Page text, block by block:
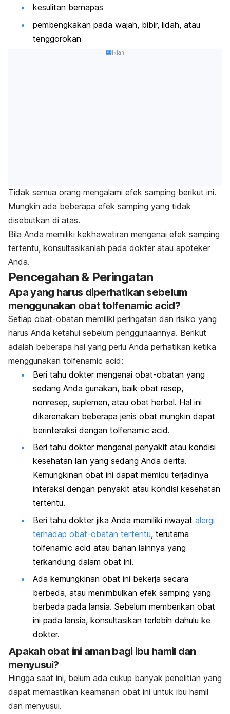
kesulitan bernapas
pembengkakan pada wajah, bibir, lidah, atau
tenggorokan
Iklan
Tidak semua orang mengalami efek samping berikut ini.
Mungkin ada beberapa efek samping yang tidak
disebutkan di atas.
Bila Anda memiliki kekhawatiran mengenai efek samping
tertentu, konsultasikanlah pada dokter atau apoteker
Anda.
Pencegahan & Peringatan
Apa yang harus diperhatikan sebelum
menggunakan obat tolfenamic acid?
Setiap obat-obatan memiliki peringatan dan risiko yang
harus Anda ketahui sebelum penggunaannya. Berikut
adalah beberapa hal yang perlu Anda perhatikan ketika
menggunakan tolfenamic acid:
Beri tahu dokter mengenai obat-obatan yang
sedang Anda gunakan, baik obat resep,
nonresep, suplemen, atau obat herbal. Hal ini
dikarenakan beberapa jenis obat mungkin dapat
berinteraksi dengan tolfenamic acid.
Beri tahu dokter mengenai penyakit atau kondisi
kesehatan lain yang sedang Anda derita.
Kemungkinan obat ini dapat memicu terjadinya
interaksi dengan penyakit atau kondisi kesehatan
tertentu.
Beri tahu dokter jika Anda memiliki riwayat alergi
terhadap obat-obatan tertentu, terutama
tolfenamic acid atau bahan lainnya yang
terkandung dalam obat ini.
Ada kemungkinan obat ini bekerja secara
berbeda, atau menimbulkan efek samping yang
berbeda pada lansia. Sebelum memberikan obat
ini pada lansia, konsultasikan terlebih dahulu ke
dokter.
Apakah obat ini aman bagi ibu hamil dan
menyusui?
Hingga saat ini, belum ada cukup banyak penelitian yang
dapat memastikan keamanan obat ini untuk ibu hamil
dan menyusui.